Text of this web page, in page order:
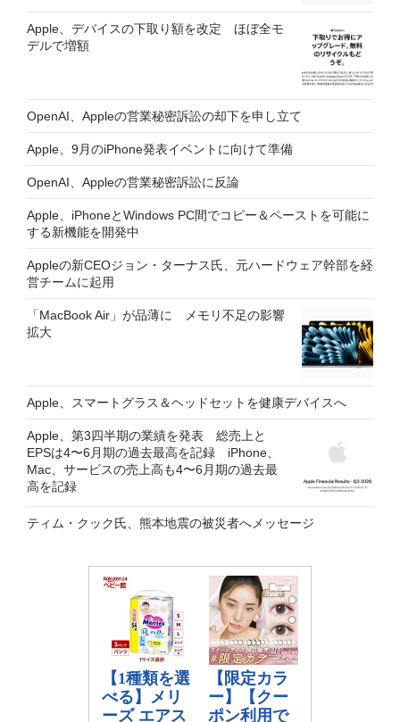
Apple、デバイスの下取り額を改定 ほぼ全モ
デルで増額
OpenAI、Appleの営業秘密訴訟の却下を申し立て
Apple、9月のiPhone発表イベントに向けて準備
OpenAI、Appleの営業秘密訴訟に反論
Apple、iPhoneとWindows PC間でコピー＆ペーストを可能に
する新機能を開発中
Appleの新CEOジョン・ターナス氏、元ハードウェア幹部を経
営チームに起用
「MacBook Air」が品薄に メモリ不足の影響
拡大
Apple、スマートグラス＆ヘッドセットを健康デバイスへ
Apple、第3四半期の業績を発表 総売上と
EPSは4〜6月期の過去最高を記録 iPhone、
Mac、サービスの売上高も4〜6月期の過去最
高を記録
ティム・クック氏、熊本地震の被災者へメッセージ